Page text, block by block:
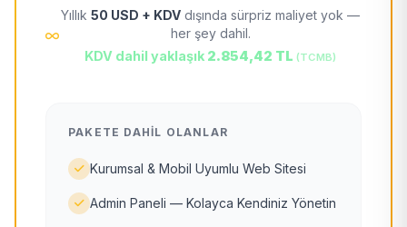
Yıllık 50 USD + KDV dışında sürpriz maliyet yok —
her şey dahil.
KDV dahil yaklaşık 2.854,42 TL (TCMB)
PAKETE DAHIL OLANLAR
Kurumsal & Mobil Uyumlu Web Sitesi
Admin Paneli — Kolayca Kendiniz Yönetin